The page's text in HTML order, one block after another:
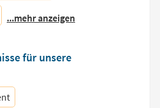
...mehr anzeigen
für unsere